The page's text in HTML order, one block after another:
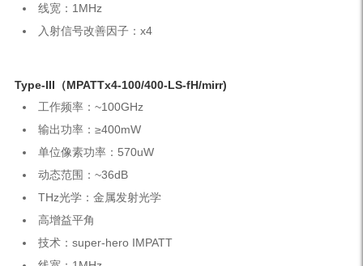
线宽：1MHz
入射信号改善因子：x4
Type-III（MPATTx4-100/400-LS-fH/mirr)
工作频率：~100GHz
输出功率：≥400mW
单位像素功率：570uW
动态范围：~36dB
THz光学：金属发射光学
高增益平角
技术：super-hero IMPATT